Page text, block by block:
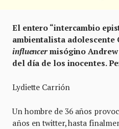
El entero “intercambio
ambientalista adolescente
influencermisógino Andrew
del día de los inocentes.
Lydiette Carrión
Un hombre de 36 años
años en twitter, hasta